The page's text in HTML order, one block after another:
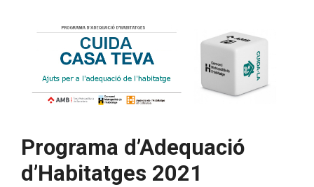
Programa d’Adequació
d’Habitatges 2021